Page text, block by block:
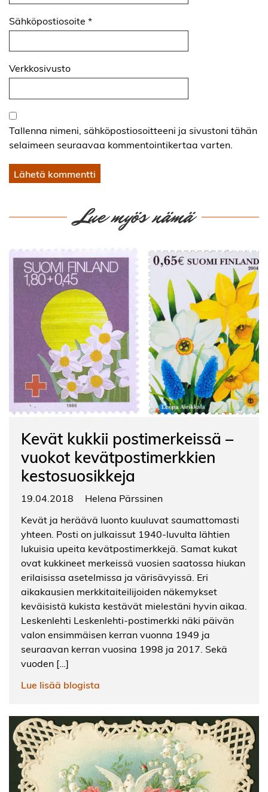
Sähköpostiosoite *
Verkkosivusto
Tallenna nimeni, sähköpostiosoitteeni ja sivustoni tähän
selaimeen seuraavaa kommentointikertaa varten.
Lue myös nämä
Kevät kukkii postimerkeissä –
vuokot kevätpostimerkkien
kestosuosikkeja
19.04.2018
Helena Pärssinen
Kevät ja heräävä luonto kuuluvat saumattomasti
yhteen. Posti on julkaissut 1940-luvulta lähtien
lukuisia upeita kevätpostimerkkejä. Samat kukat
ovat kukkineet merkeissä vuosien saatossa hiukan
erilaisissa asetelmissa ja värisävyissä. Eri
aikakausien merkkitaiteilijoiden näkemykset
keväisistä kukista kestävät mielestäni hyvin aikaa.
Leskenlehti Leskenlehti-postimerkki näki päivän
valon ensimmäisen kerran vuonna 1949 ja
seuraavan kerran vuosina 1998 ja 2017. Sekä
vuoden […]
Lue lisää blogista